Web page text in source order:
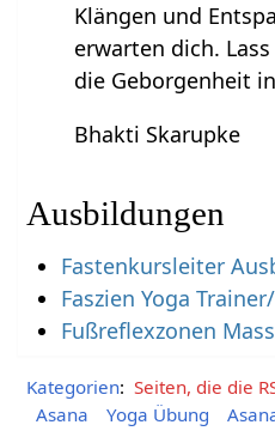
Klängen und
erwarten dich.
die Geborgenheit
Bhakti Skarupke
Ausbildungen
Fastenkursleiter
Faszien Yoga
Fußreflexzonen
Kategorien: Seiten, die die
Asana
Yoga Übung